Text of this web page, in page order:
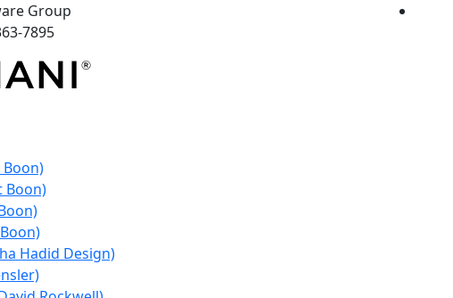
Group
7895
Boon)
Boon)
Hadid Design)